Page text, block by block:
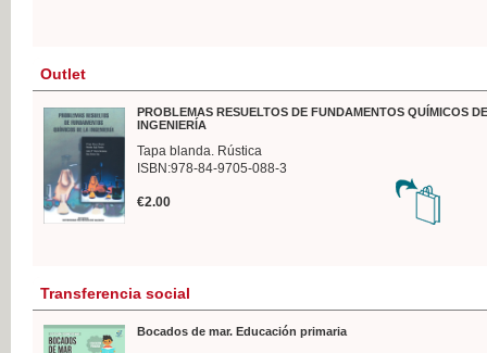
Outlet
PROBLEMAS RESUELTOS DE FUNDAMENTOS QUÍMICOS
INGENIERÍA
Tapa blanda. Rústica
ISBN:978-84-9705-088-3
€2.00
Transferencia social
Bocados de mar. Educación primaria